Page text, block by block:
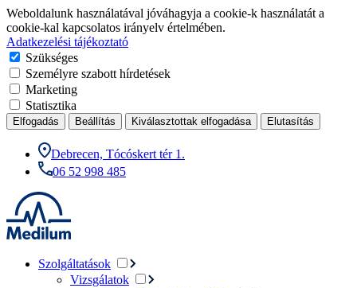
Weboldalunk használatával jóváhagyja a cookie-k használatát a
cookie-kal kapcsolatos irányelv értelmében.
Adatkezelési tájékoztató
Szükséges
Személyre szabott hírdetések
Marketing
Statisztika
Elfogadás Beállítás Kiválasztottak elfogadása Elutasítás
Debrecen, Tócóskert tér 1.
06 52 998 485
Szolgáltatások
Vizsgálatok